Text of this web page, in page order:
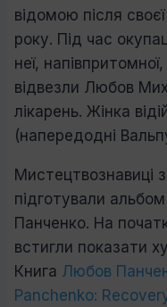
відомою після
року. Під час
неї,
відвезли Любов
лікарень. Жінка
(напередодні
Мистецтвознавиці
підготували
Панченко. На
встигли показати
Книга Любов
Panchenko: